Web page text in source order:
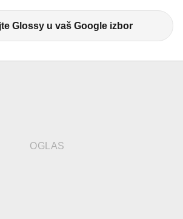
Glossy u vaš Google izbor